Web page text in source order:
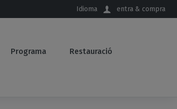
Idioma entra & compra
Programa Restauració